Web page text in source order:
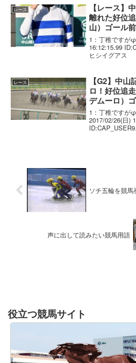
ト号（牡８...
レース
【レース】
離れた好位
山）ゴール
連勝！蛯名
1：丁稚ですが
16:12:15.99
ヒシイ
レース
【G2】中
ロ！好位追
デムーロ）
重賞2勝目！
1：丁稚ですが
2017/02/26(日)
ソチ五輪を競
声に出して読みたい競馬用語
役立つ競馬サイト